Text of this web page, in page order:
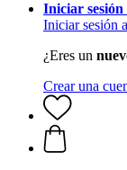
Iniciar sesión
Iniciar sesión
¿Eres un
Crear una